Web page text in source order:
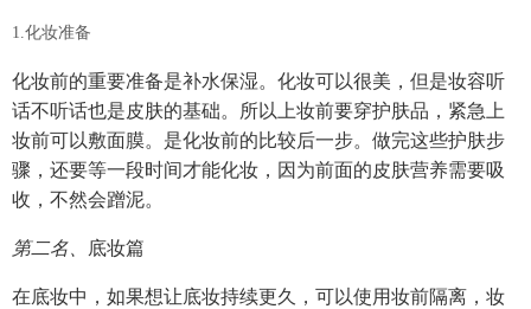
1.化妆准备
化妆前的重要准备是补水保湿。化妆可以很美，但是妆容听
话不听话也是皮肤的基础。所以上妆前要穿护肤品，紧急上
妆前可以敷面膜。是化妆前的比较后一步。做完这些护肤步
骤，还要等一段时间才能化妆，因为前面的皮肤营养需要吸
收，不然会蹭泥。
第二名、 底妆篇
在底妆中，如果想让底妆持续更久，可以使用妆前隔离，妆